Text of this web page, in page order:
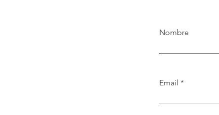
Nombre
Email